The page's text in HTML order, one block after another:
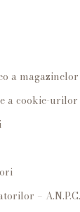
a
a cookie-urilor
– A.N.P.C.